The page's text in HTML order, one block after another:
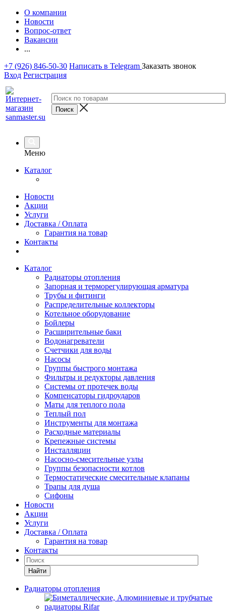
О компании
Новости
Вопрос-ответ
Вакансии
...
+7 (926) 846-50-30 Написать в Telegram Заказать звонок
Вход Регистрация
Меню
Каталог
Новости
Акции
Услуги
Доставка / Оплата
Гарантия на товар
Контакты
Каталог
Радиаторы отопления
Запорная и терморегулирующая арматура
Трубы и фитинги
Распределительные коллекторы
Котельное оборудование
Бойлеры
Расширительные баки
Водонагреватели
Счетчики для воды
Насосы
Группы быстрого монтажа
Фильтры и редукторы давления
Системы от протечек воды
Компенсаторы гидроударов
Маты для теплого пола
Теплый пол
Инструменты для монтажа
Расходные материалы
Крепежные системы
Инсталляции
Насосно-смесительные узлы
Группы безопасности котлов
Термостатические смесительные клапаны
Трапы для душа
Сифоны
Новости
Акции
Услуги
Доставка / Оплата
Гарантия на товар
Контакты
Найти
Радиаторы отопления